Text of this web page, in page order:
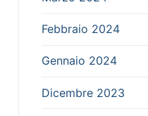
Febbraio 2024
Gennaio 2024
Dicembre 2023